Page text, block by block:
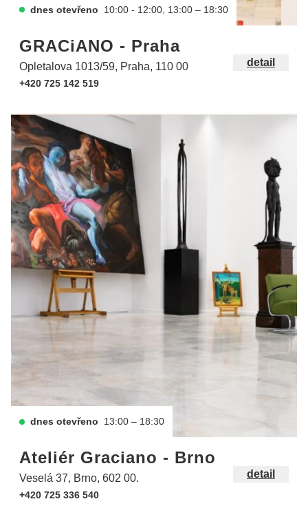
dnes otevřeno 10:00 - 12:00, 13:00 – 18:30
GRACiANO - Praha
Opletalova 1013/59, Praha, 110 00
+420 725 142 519
detail
dnes otevřeno 13:00 – 18:30
Ateliér Graciano - Brno
Veselá 37, Brno, 602 00.
+420 725 336 540
detail